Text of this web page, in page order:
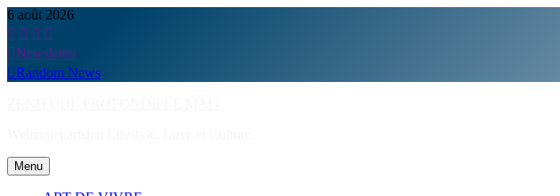
Skip
to
content
6 août 2026
Newsletter
Random News
Menu